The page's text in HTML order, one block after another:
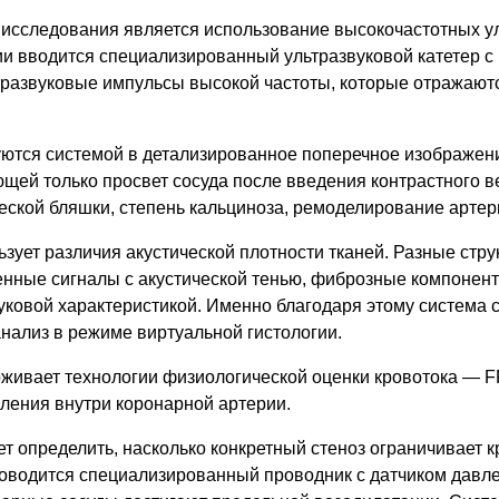
является использование высокочастотных
вводится специализированный ультразвуковой
импульсы высокой частоты, которые
системой в детализированное поперечное
только просвет сосуда после введения
бляшки, степень кальциноза, ремоделирование
различия акустической плотности тканей. Разные
сигналы с акустической тенью, фиброзные
характеристикой. Именно благодаря этому
в режиме виртуальной гистологии.
технологии физиологической оценки кровотока
внутри коронарной артерии.
определить, насколько конкретный стеноз
специализированный проводник с датчиком